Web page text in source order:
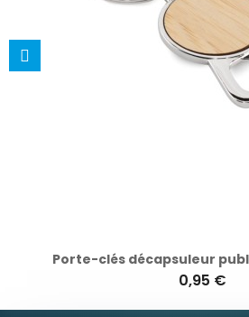
Porte-clés décapsuleur
0,95 €